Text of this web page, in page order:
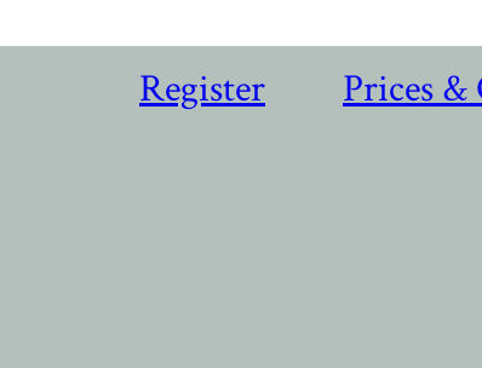
Register Prices